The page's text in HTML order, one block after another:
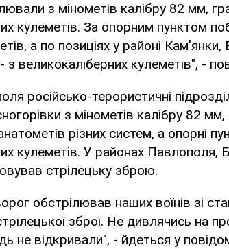
з мінометів калібру 82 мм,
кулеметів. За опорним пунктом
а по позиціях у районі
- з великокаліберних кулеметів", -
російсько-терористичні
з мінометів калібру 82 мм,
різних систем, а опорні
кулеметів. У районах Павлополя,
стрілецьку зброю.
обстрілював наших воїнів зі
зброї. Не дивлячись на
не відкривали", - йдеться у